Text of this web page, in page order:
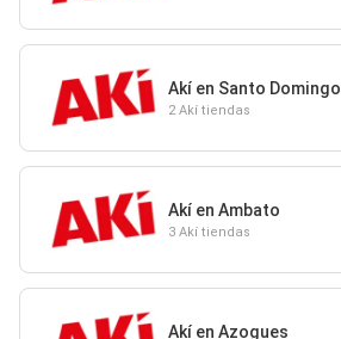
Akí en Santo Domingo
2 Akí tiendas
Akí en Ambato
3 Akí tiendas
Akí en Azogues